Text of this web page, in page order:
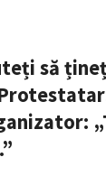
să